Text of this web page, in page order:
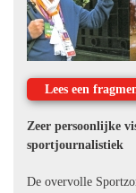
Lees een
Zeer persoonlijke
sportjournalistiek
De overvolle